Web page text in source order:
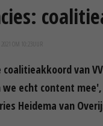
2021 OM 10:23
van
echt content
Heidema van